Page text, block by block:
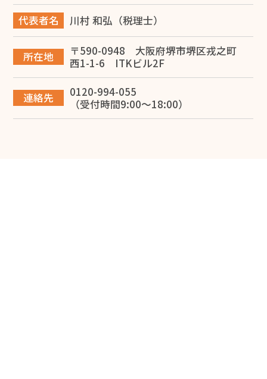
2026.06.14
堺市で事業承継を成功させるには？税理士が教える対策
と進め方
2026.06.12
【税理士監修】大阪で建設業を開業する完全ガイド！一
人親方の独立から法人化・融資まで徹底解説
代表者名 川村 和弘（税理士）
所在地
〒590-0948 大阪府堺市堺区戎之町
西1-1-6 ITKビル2F
連絡先
0120-994-055
（受付時間9:00～18:00）